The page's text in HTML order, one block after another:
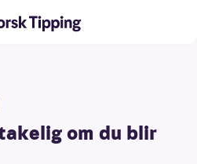
om du blir